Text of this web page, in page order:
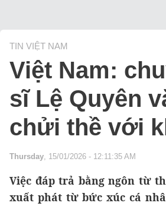
TIN VIỆT NAM
Việt Nam:
sĩ Lệ Quyên
chửi thề với
Thursday, 15/01/2026 - 12:11:35 AM
Việc đáp trả bằng ngôn từ
xuất phát từ bức xúc cá